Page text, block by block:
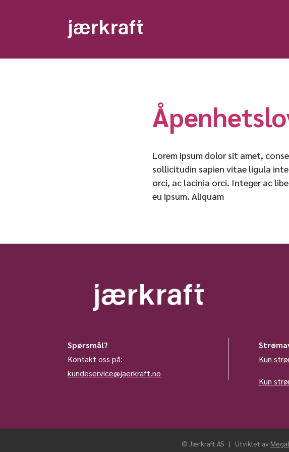
Lorem ipsum dolor sit amet,
sollicitudin sapien vitae ligula
orci, ac lacinia orci. Integer ac
eu ipsum. Aliquam
Spørsmål?
Kontakt oss på:
kundeservice@jaerkraft.no
Kun
Kun
© Jærkraft AS | Utviklet av